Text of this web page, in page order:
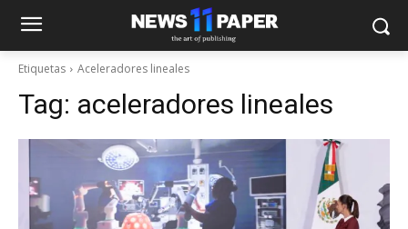
Etiquetas Aceleradores lineales
Tag: aceleradores lineales